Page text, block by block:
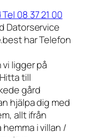
08 37 21 00
Datorservice
har Telefon
ligger på
till
gård
hjälpa dig med
allt ifrån
i villan /